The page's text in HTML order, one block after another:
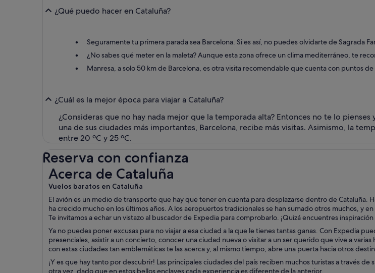
¿Qué puedo hacer en Cataluña?
Seguramente tu primera parada sea Barcelona. Si es así, no puedes olvidarte de Sagrada
¿No sabes qué meter en la maleta? Aunque esta zona ofrece un clima mediterráneo, te
Manresa, a solo 50 km de Barcelona, es otra visita recomendable que cuenta con puntos de
¿Cuál es la mejor época para viajar a Cataluña?
¿Consideras que no hay nada mejor que la temporada alta? Entonces no te lo
una de sus ciudades más importantes, Barcelona, recibe más visitas. Asimismo, la
entre 20 ºC y 25 ºC.
Reserva con confianza
Acerca de Cataluña
Vuelos baratos en Cataluña
El avión es un medio de transporte que hay que tener en cuenta para desplazarse dentro de Cataluña.
ha crecido mucho en los últimos años. A los aeropuertos tradicionales se han sumado otros muchos, y
Te invitamos a echar un vistazo al buscador de Expedia para comprobarlo. ¡Quizá encuentres
Ya no puedes poner excusas para no viajar a esa ciudad a la que le tienes tantas ganas. Con Expedia
presenciales, asistir a un concierto, conocer una ciudad nueva o visitar a un ser querido que vive a
con estas ciudades tan emblemáticas te las acerca y, al mismo tiempo, abre una puerta hacia otros
¡Y es que hay tanto por descubrir! Las principales ciudades del país reciben muchos turistas a través
otra vez, dado que en estos bellos enclaves cada experiencia es diferente de la anterior.
Acerca de Cataluña